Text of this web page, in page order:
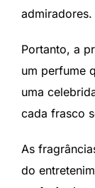
admiradores.
Portanto, a
um perfume
uma
cada frasco
As
do